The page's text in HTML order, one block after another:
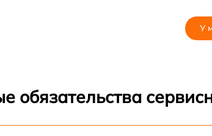
У
обязательства